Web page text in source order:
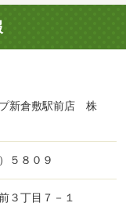
新倉敷駅前店 株
５８０９
３丁目７－１